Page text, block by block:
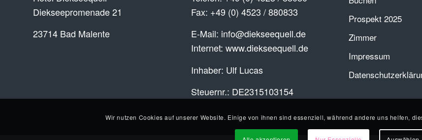
Diekseepromenade 21
23714 Bad Malente
Fax: +49 (0) 4523 / 880833
E-Mail: info@diekseequell.de
Internet: www.diekseequell.de
Inhaber: Ulf Lucas
Steuernr.: DE2315103154
Prospekt 2025
Zimmer
Impressum
Wir nutzen Cookies auf unserer Website. Einige von ihnen sind essenziell, während andere uns helfen,